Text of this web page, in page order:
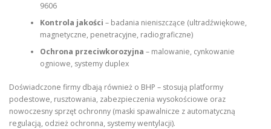
9606
Kontrola jakości – badania nieniszczące (ultradźwiękowe,
magnetyczne, penetracyjne, radiograficzne)
Ochrona przeciwkorozyjna – malowanie, cynkowanie
ogniowe, systemy duplex
Doświadczone firmy dbają również o BHP – stosują platformy
podestowe, rusztowania, zabezpieczenia wysokościowe oraz
nowoczesny sprzęt ochronny (maski spawalnicze z automatyczną
regulacją, odzież ochronna, systemy wentylacji).